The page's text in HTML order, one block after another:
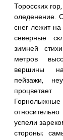
Торосских
оледенение.
снег лежит
северные
зимней
метров
вершины
пейзажи,
успели
стороны;